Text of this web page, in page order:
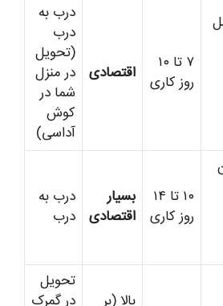
۷ تا ۱۰
روز کاری
اقتصادی
درب به
درب
(تحویل
در منزل
شما در
کوش
آداسی)
۱۰ تا ۱۴
روز کاری
بسیار
اقتصادی
درب به
درب
بالا (بر
تحویل
در گمرک